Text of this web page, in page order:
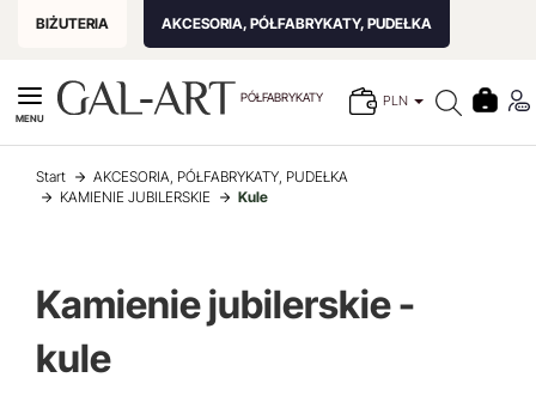
BIŻUTERIA AKCESORIA, PÓŁFABRYKATY, PUDEŁKA
PÓŁFABRYKATY PLN
MENU
Start
AKCESORIA, PÓŁFABRYKATY, PUDEŁKA
KAMIENIE JUBILERSKIE
Kule
Kamienie jubilerskie -
kule